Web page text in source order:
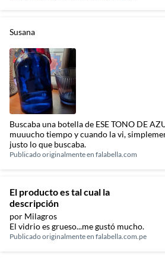
Susana
Buscaba una botella de ESE TONO DE
muuucho tiempo y cuando la vi,
justo lo que buscaba.
Publicado originalmente en falabella.com
El producto es tal cual la
descripción
por Milagros
El vidrio es grueso...me gustó mucho.
Publicado originalmente en falabella.com.pe